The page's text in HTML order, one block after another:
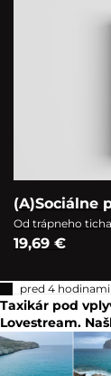
(A)Sociálne
Od trápneho
19,69 €
pred 4 hodinami
Taxikár pod
Lovestream.